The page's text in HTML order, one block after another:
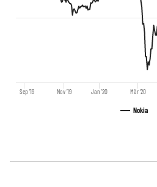
Nokia
Sep '19 Nov '19 Jan '20 Mär '20